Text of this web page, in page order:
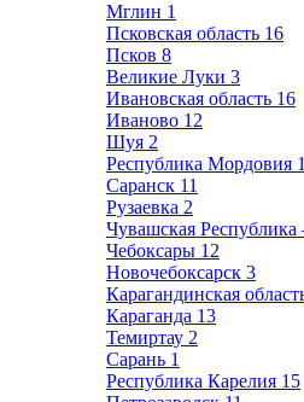
Мглин 1
Псковская область 16
Псков 8
Великие Луки 3
Ивановская область 16
Иваново 12
Шуя 2
Республика Мордовия
Саранск 11
Рузаевка 2
Чувашская
Чебоксары 12
Новочебоксарск 3
Карагандинская
Караганда 13
Темиртау 2
Сарань 1
Республика Карелия 15